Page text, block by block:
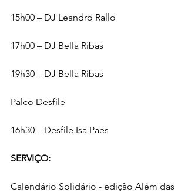
15h00 – DJ Leandro Rallo
17h00 – DJ Bella Ribas
19h30 – DJ Bella Ribas
Palco Desfile
16h30 – Desfile Isa Paes
SERVIÇO:
Calendário Solidário - edição Além das